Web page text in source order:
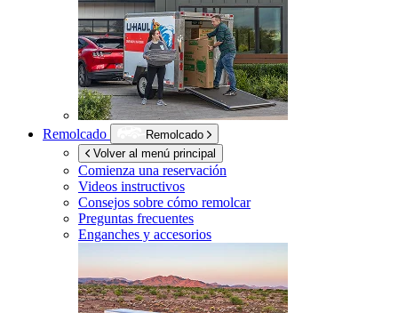
Remolcado
Remolcado
Volver al menú principal
Comienza una reservación
Videos instructivos
Consejos sobre cómo remolcar
Preguntas frecuentes
Enganches y accesorios